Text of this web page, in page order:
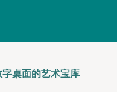
桌面的艺术宝库